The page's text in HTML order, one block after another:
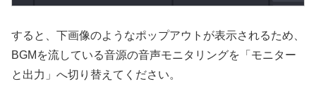
すると、下画像のようなポップアウトが表示されるため、
BGMを流している音源の音声モニタリングを「モニター
と出力」へ切り替えてください。